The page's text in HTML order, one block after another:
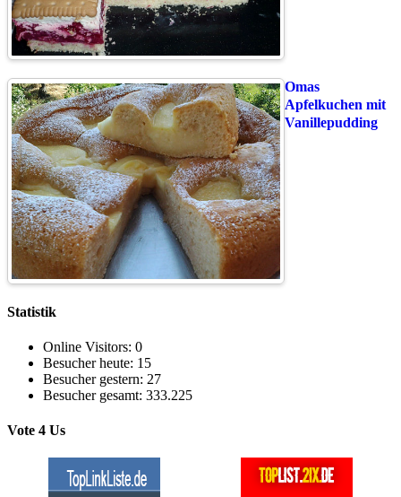
Omas
Apfelkuchen mit
Vanillepudding
Statistik
Online Visitors: 0
Besucher heute: 15
Besucher gestern: 27
Besucher gesamt: 333.225
Vote 4 Us